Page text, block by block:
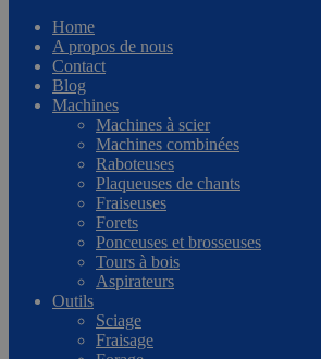
Home
A propos de nous
Contact
Blog
Machines
Machines à scier
Machines combinées
Raboteuses
Plaqueuses de chants
Fraiseuses
Forets
Ponceuses et brosseuses
Tours à bois
Aspirateurs
Outils
Sciage
Fraisage